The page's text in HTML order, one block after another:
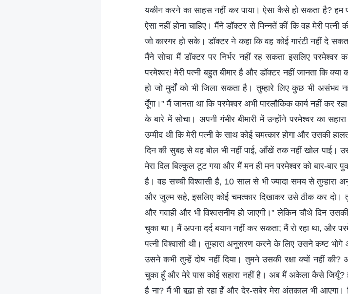
यकीन करने का साहस नहीं कर पाया। ऐसा कैसे हो सकता है? हम
ऐसा नहीं होना चाहिए। मैंने डॉक्टर से मिन्नतें कीं कि वह मेरी पत्नी
जो कारगर हो सके। डॉक्टर ने कहा कि वह कोई गारंटी नहीं दे
मैंने सोचा मैं डॉक्टर पर निर्भर नहीं रह सकता इसलिए परमेश्वर
परमेश्वर! मेरी पत्नी बहुत बीमार है और डॉक्टर नहीं जानता कि
हो जो मुर्दों को भी जिला सकता है। तुम्हारे लिए कुछ भी असंभव
दूँगा।” मैं जानता था कि परमेश्वर अभी पारलौकिक कार्य नहीं कर
के बारे में सोचा। अपनी गंभीर बीमारी में उन्होंने परमेश्वर का
उम्मीद थी कि मेरी पत्नी के साथ कोई चमत्कार होगा और उसकी
दिन की सुबह से वह बोल भी नहीं पाई, आँखें तक नहीं खोल पाई।
मेरा दिल बिल्कुल टूट गया और मैं मन ही मन परमेश्वर को बार-बार
है। वह सच्ची विश्वासी है, 10 साल से भी ज्यादा समय से
और जुल्म सहे, इसलिए कोई चमत्कार दिखाकर उसे ठीक कर दो।
और गवाही और भी विश्वसनीय हो जाएगी।” लेकिन चौथे दिन
चुका था। मैं अपना दर्द बयान नहीं कर सकता; मैं रो रहा था, और
पत्नी विश्वासी थी। तुम्हारा अनुसरण करने के लिए उसने कष्ट भोगे
उसने कभी तुम्हें दोष नहीं दिया। तुमने उसकी रक्षा क्यों नहीं
चुका हूँ और मेरे पास कोई सहारा नहीं है। अब मैं अकेला कैसे जियूँ?
है ना? मैं भी बूढ़ा हो रहा हूँ और देर-सबेर मेरा अंतकाल भी आएगा।